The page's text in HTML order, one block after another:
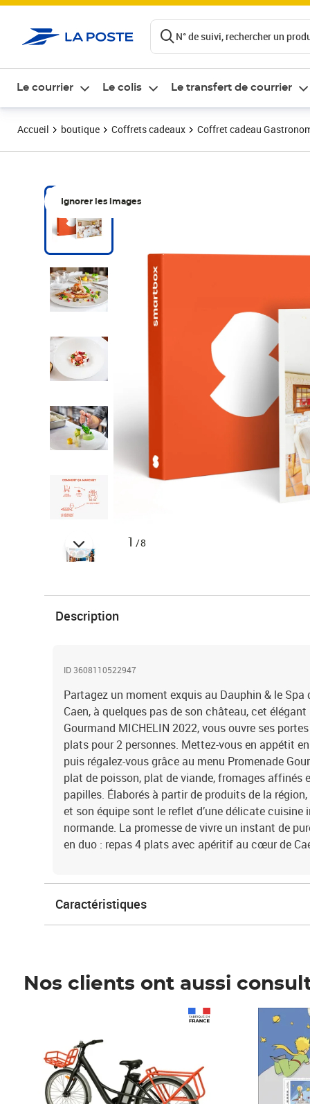
N° de suivi, rechercher un
Le courrier Le colis Le transfert de courrier
Accueil boutique Coffrets cadeaux Coffret cadeau
Ignorer les images
1 /8
Description
ID 3608110522947
Partagez un moment exquis au Dauphin & le
Caen, à quelques pas de son château, cet
Gourmand MICHELIN 2022, vous ouvre ses
plats pour 2 personnes. Mettez-vous en appétit
puis régalez-vous grâce au menu Promenade
plat de poisson, plat de viande, fromages affinés
papilles. Élaborés à partir de produits de la
et son équipe sont le reflet d’une délicate cuisine
normande. La promesse de vivre un instant de
en duo : repas 4 plats avec apéritif au cœur de
Caractéristiques
Nos clients ont aussi
Prix 7,50€